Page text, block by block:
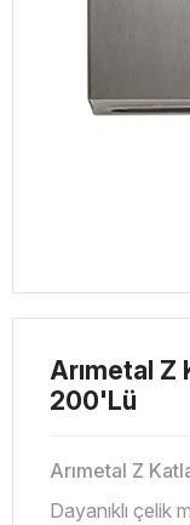
Arımetal Z
200'Lü
Arımetal Z
Dayanıklı çelik